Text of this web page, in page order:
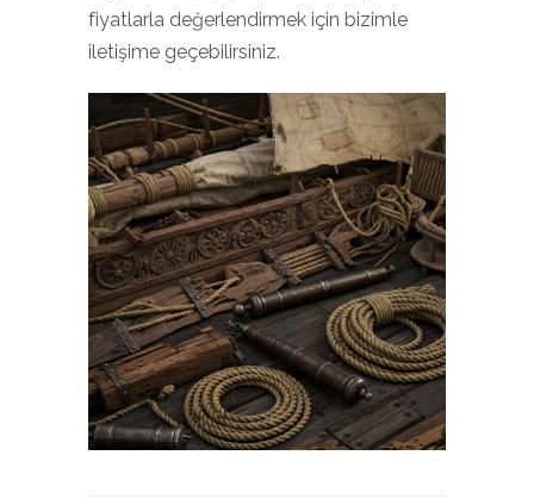
fiyatlarla değerlendirmek için bizimle
iletişime geçebilirsiniz.